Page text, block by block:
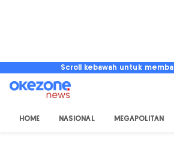
Scroll kebawah untuk
HOME NASIONAL MEGAPOLITAN